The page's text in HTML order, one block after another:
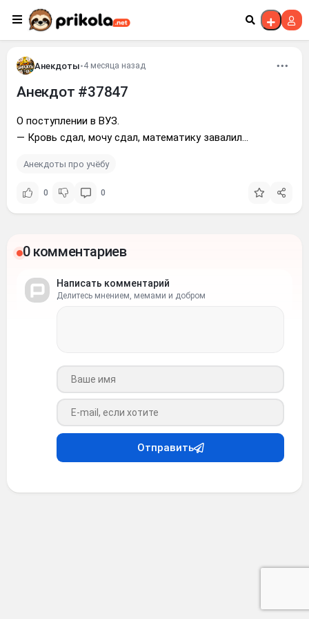
Перейти к контенту
Анекдоты•4 месяца назад
Анекдот #37847
О поступлении в ВУЗ.
— Кровь сдал, мочу сдал, математику завалил...
Анекдоты про учёбу
0 0
0 комментариев
Написать комментарий
Делитесь мнением, мемами и добром
Ваше имя
Ваш e-mail
Отправить